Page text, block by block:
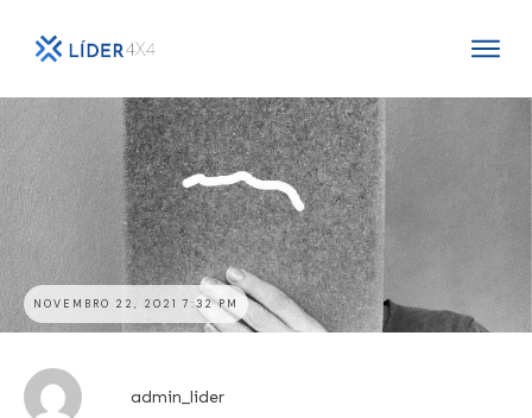
NOVEMBRO 22, 2021 7:32 PM
admin_lider